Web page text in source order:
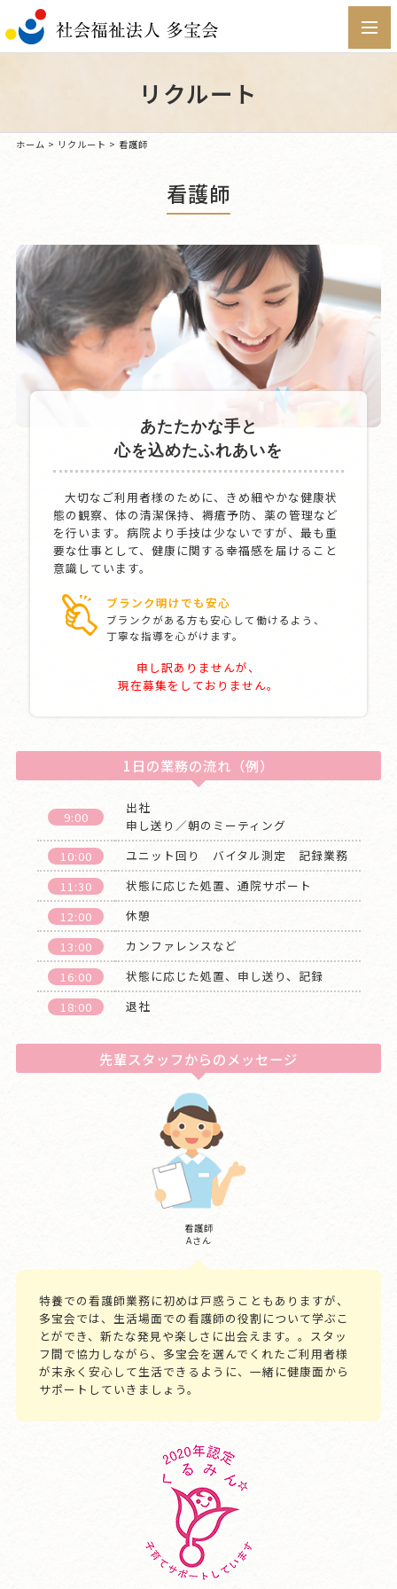
リクルート
ホーム > リクルート > 看護師
看護師
あたたかな手と
心を込めたふれあいを
大切なご利用者様のために、きめ細やかな健康状
態の観察、体の清潔保持、褥瘡予防、薬の管理など
を行います。病院より手技は少ないですが、最も重
要な仕事として、健康に関する幸福感を届けること
意識しています。
ブランク明けでも安心
ブランクがある方も安心して働けるよう、
丁寧な指導を心がけます。
申し訳ありませんが、
現在募集をしておりません。
1日の業務の流れ（例）
9:00
出社
申し送り／朝のミーティング
10:00
ユニット回り バイタル測定 記録業務
11:30
状態に応じた処置、通院サポート
12:00
休憩
13:00
カンファレンスなど
16:00
状態に応じた処置、申し送り、記録
18:00
退社
先輩スタッフからのメッセージ
看護師
Aさん
特養での看護師業務に初めは戸惑うこともありますが、
多宝会では、生活場面での看護師の役割について学ぶこ
とができ、新たな発見や楽しさに出会えます。。スタッ
フ間で協力しながら、多宝会を選んでくれたご利用者様
が末永く安心して生活できるように、一緒に健康面から
サポートしていきましょう。